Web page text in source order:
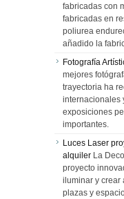
fabricadas con
fabricadas en
poliurea
añadido la
Fotografía
mejores
trayectoria ha
internacionales
exposiciones
importantes.
Luces Laser
alquiler La
proyecto
iluminar y crear
plazas y